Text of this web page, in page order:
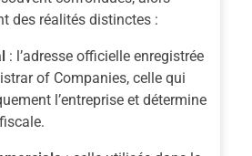
des réalités distinctes :
: l’adresse officielle enregistrée
of Companies, celle qui
l’entreprise et détermine